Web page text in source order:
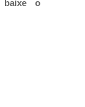
baixe o